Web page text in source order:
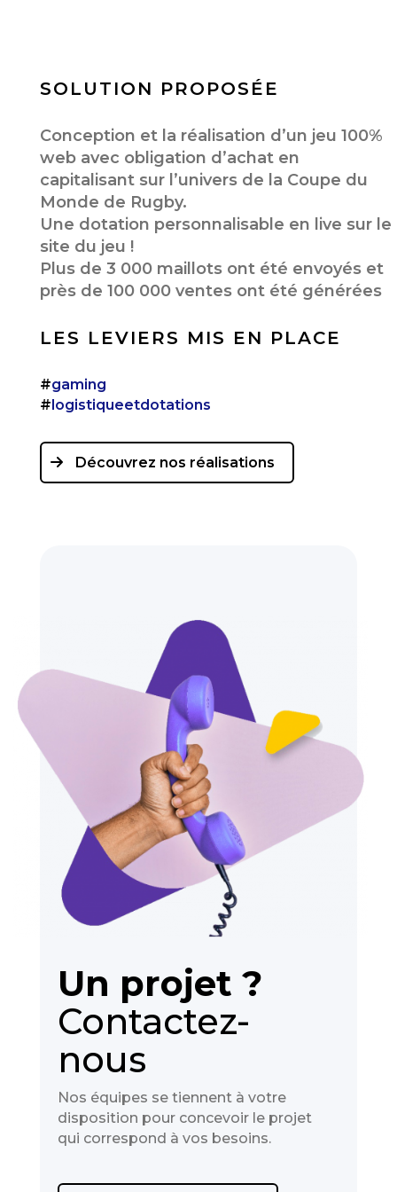
SOLUTION PROPOSÉE
Conception et la réalisation d’un jeu 100%
web avec obligation d’achat en
capitalisant sur l’univers de la Coupe du
Monde de Rugby.
Une dotation personnalisable en live sur le
site du jeu !
Plus de 3 000 maillots ont été envoyés et
près de 100 000 ventes ont été générées
LES LEVIERS MIS EN PLACE
#gaming
#logistiqueetdotations
Découvrez nos réalisations
Un projet ?
Contactez-
nous
Nos équipes se tiennent à votre
disposition pour concevoir le projet
qui correspond à vos besoins.